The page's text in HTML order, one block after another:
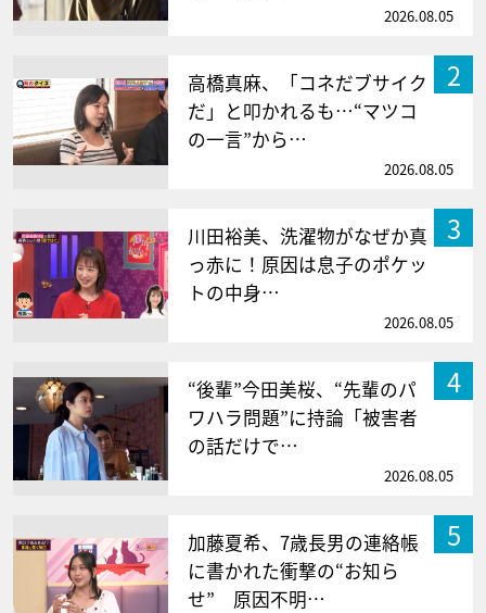
2026.08.05
2
高橋真麻、「コネだブサイク
だ」と叩かれるも…“マツコ
の一言”から…
2026.08.05
3
川田裕美、洗濯物がなぜか真
っ赤に！原因は息子のポケッ
トの中身…
2026.08.05
4
“後輩”今田美桜、“先輩のパ
ワハラ問題”に持論「被害者
の話だけで…
2026.08.05
5
加藤夏希、7歳長男の連絡帳
に書かれた衝撃の“お知ら
せ” 原因不明…